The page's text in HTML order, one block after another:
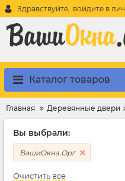
Здравствуйте, войдите в
Каталог товаров
Главная Деревянные двери
Вы выбрали:
ВашиОкна.Орг
Очистить все